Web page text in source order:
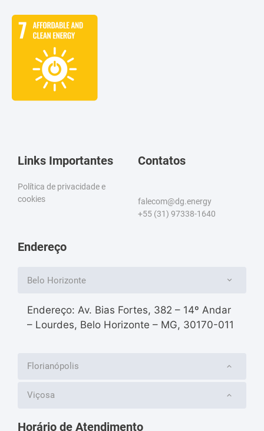
Links Importantes
Política de privacidade e
cookies
Contatos
falecom@dg.energy
+55 (31) 97338-1640
Endereço
Belo Horizonte
Endereço: Av. Bias Fortes, 382 – 14º Andar
– Lourdes, Belo Horizonte – MG, 30170-011
Florianópolis
Viçosa
Horário de Atendimento